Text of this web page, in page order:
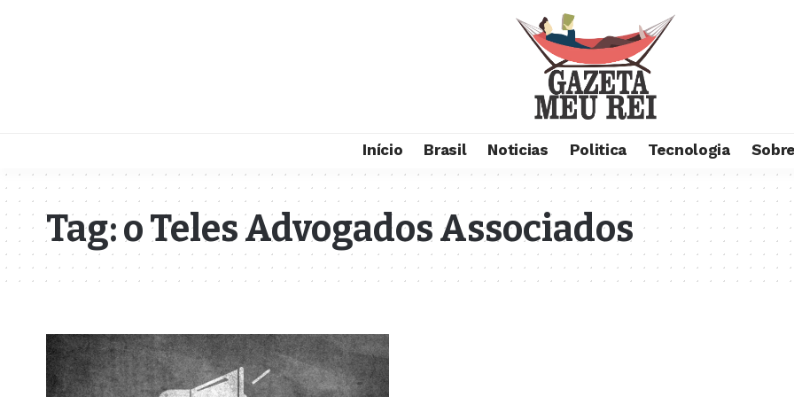
Início Brasil Noticias Politica Tecnologia
Tag:o Teles Advogados Associados